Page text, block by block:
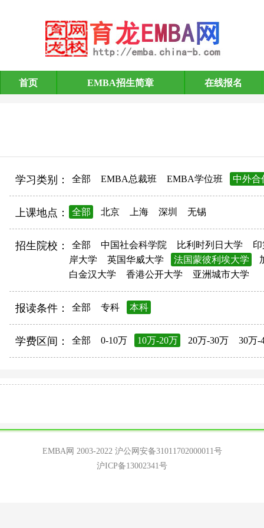
EMBA招生简章
首页 EMBA招生简章 在线报名
学习类别： 全部 EMBA总裁班 EMBA学位班 中外合
上课地点： 全部 北京 上海 深圳 无锡
招生院校： 全部 中国社会科学院 比利时列日大学
岸大学
英国华威大学 法国蒙彼利埃大学
白金汉大学
香港公开大学 亚洲城市大学
报读条件： 全部 专科 本科
学费区间： 全部 0-10万 10万-20万 20万-30万 30万-
EMBA网 2003-2022 沪公网安备31011702000011号
沪ICP备13002341号